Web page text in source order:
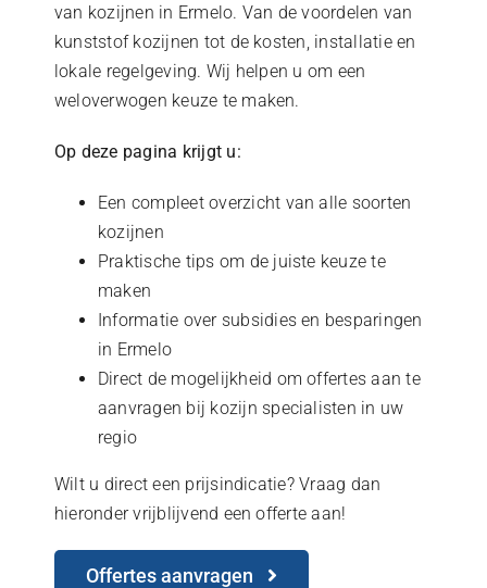
van kozijnen in Ermelo. Van de voordelen van
kunststof kozijnen tot de kosten, installatie en
lokale regelgeving. Wij helpen u om een
weloverwogen keuze te maken.
Op deze pagina krijgt u:
Een compleet overzicht van alle soorten
kozijnen
Praktische tips om de juiste keuze te
maken
Informatie over subsidies en besparingen
in Ermelo
Direct de mogelijkheid om offertes aan te
aanvragen bij kozijn specialisten in uw
regio
Wilt u direct een prijsindicatie? Vraag dan
hieronder vrijblijvend een offerte aan!
Offertes aanvragen